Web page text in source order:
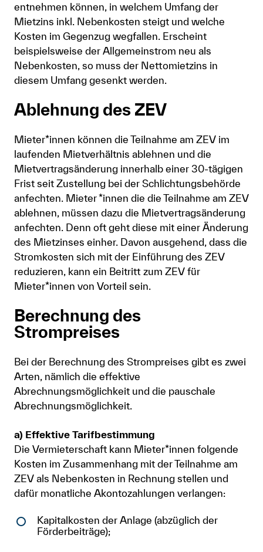
entnehmen können, in welchem Umfang der
Mietzins inkl. Nebenkosten steigt und welche
Kosten im Gegenzug wegfallen. Erscheint
beispielsweise der Allgemeinstrom neu als
Nebenkosten, so muss der Nettomietzins in
diesem Umfang gesenkt werden.
Ablehnung des ZEV
Mieter*innen können die Teilnahme am ZEV im
laufenden Mietverhältnis ablehnen und die
Mietvertragsänderung innerhalb einer 30-tägigen
Frist seit Zustellung bei der Schlichtungsbehörde
anfechten. Mieter *innen die die Teilnahme am ZEV
ablehnen, müssen dazu die Mietvertragsänderung
anfechten. Denn oft geht diese mit einer Änderung
des Mietzinses einher. Davon ausgehend, dass die
Stromkosten sich mit der Einführung des ZEV
reduzieren, kann ein Beitritt zum ZEV für
Mieter*innen von Vorteil sein.
Berechnung des
Strompreises
Bei der Berechnung des Strompreises gibt es zwei
Arten, nämlich die effektive
Abrechnungsmöglichkeit und die pauschale
Abrechnungsmöglichkeit.
a) Effektive Tarifbestimmung
Die Vermieterschaft kann Mieter*innen folgende
Kosten im Zusammenhang mit der Teilnahme am
ZEV als Nebenkosten in Rechnung stellen und
dafür monatliche Akontozahlungen verlangen:
​​​​Kapitalkosten der Anlage (abzüglich der
Förderbeiträge);